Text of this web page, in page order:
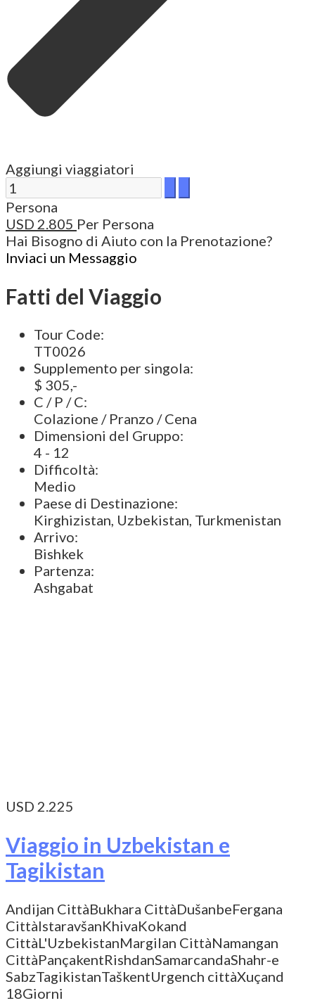
Aggiungi viaggiatori
Persona
USD 2.805 Per Persona
Hai Bisogno di Aiuto con la Prenotazione?
Inviaci un Messaggio
Fatti del Viaggio
Tour Code:
TT0026
Supplemento per singola:
$ 305,-
C / P / C:
Colazione / Pranzo / Cena
Dimensioni del Gruppo:
4 - 12
Difficoltà:
Medio
Paese di Destinazione:
Kirghizistan, Uzbekistan, Turkmenistan
Arrivo:
Bishkek
Partenza:
Ashgabat
USD 2.225
Viaggio in Uzbekistan e
Tagikistan
Andijan CittàBukhara CittàDušanbeFergana
CittàIstaravšanKhivaKokand
CittàL'UzbekistanMargilan CittàNamangan
CittàPançakentRishdanSamarcandaShahr-e
SabzTagikistanTaškentUrgench cittàXuçand
18Giorni